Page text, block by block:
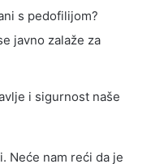
s pedofilijom?
javno zalaže za
i sigurnost naše
Neće nam reći da je